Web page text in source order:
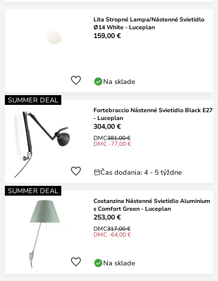
Lita Stropné Lampa/Nástenné Svietidlo
Ø14 White - Luceplan
159,00 €
Na sklade
SUMMER DEAL
Fortebraccio Nástenné Svietidlo Black E27
- Luceplan
304,00 €
DMC381,00 €
DMC -77,00 €
Čas dodania: 4 - 5 týždne
SUMMER DEAL
Costanzina Nástenné Svietidlo Aluminium
s Comfort Green - Luceplan
253,00 €
DMC317,00 €
DMC -64,00 €
Na sklade